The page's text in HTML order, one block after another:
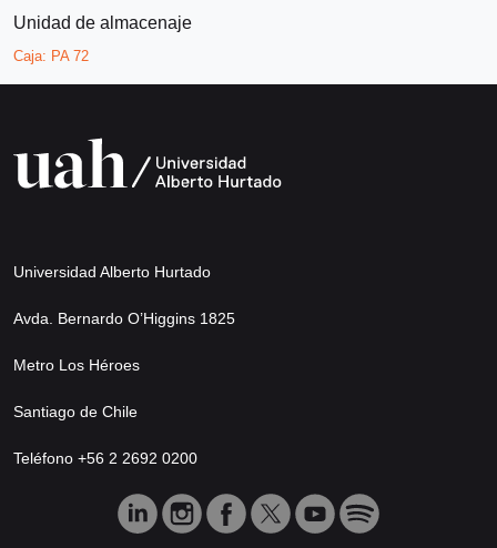
Unidad de almacenaje
Caja: PA 72
Universidad Alberto Hurtado
Avda. Bernardo O’Higgins 1825
Metro Los Héroes
Santiago de Chile
Teléfono +56 2 2692 0200